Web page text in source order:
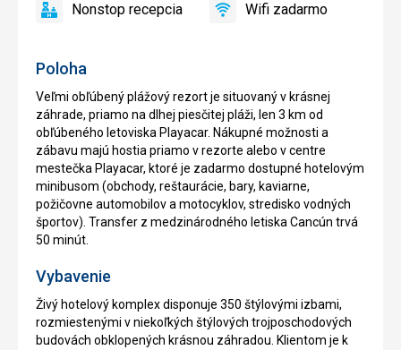
Poloha
Veľmi obľúbený plážový rezort je situovaný v krásnej
záhrade, priamo na dlhej piesčitej pláži, len 3 km od
obľúbeného letoviska Playacar. Nákupné možnosti a
zábavu majú hostia priamo v rezorte alebo v centre
mestečka Playacar, ktoré je zadarmo dostupné hotelovým
minibusom (obchody, reštaurácie, bary, kaviarne,
požičovne automobilov a motocyklov, stredisko vodných
športov). Transfer z medzinárodného letiska Cancún trvá
50 minút.
Vybavenie
Živý hotelový komplex disponuje 350 štýlovými izbami,
rozmiestenými v niekoľkých štýlových trojposchodových
budovách obklopených krásnou záhradou. Klientom je k
NonstopNonstop recepcia
áno
Wifi
Wifi zadarmo
áno